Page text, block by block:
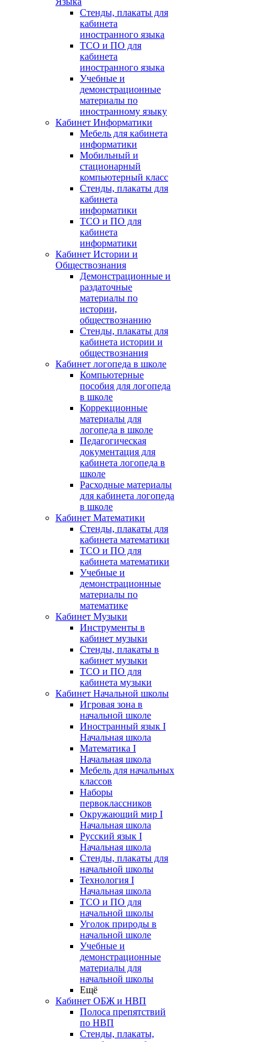
Стенды, плакаты для
кабинета
иностранного языка
ТСО и ПО для
кабинета
иностранного языка
Учебные и
демонстрационные
материалы по
иностранному языку
Кабинет Информатики
Мебель для кабинета
информатики
Мобильный и
стационарный
компьютерный класс
Стенды, плакаты для
кабинета
информатики
ТСО и ПО для
кабинета
информатики
Кабинет Истории и
Обществознания
Демонстрационные и
раздаточные
материалы по
истории,
обществознанию
Стенды, плакаты для
кабинета истории и
обществознания
Кабинет логопеда в школе
Компьютерные
пособия для логопеда
в школе
Коррекционные
материалы для
логопеда в школе
Педагогическая
документация для
кабинета логопеда в
школе
Расходные материалы
для кабинета логопеда
в школе
Кабинет Математики
Стенды, плакаты для
кабинета математики
ТСО и ПО для
кабинета математики
Учебные и
демонстрационные
материалы по
математике
Кабинет Музыки
Инструменты в
кабинет музыки
Стенды, плакаты в
кабинет музыки
ТСО и ПО для
кабинета музыки
Кабинет Начальной школы
Игровая зона в
начальной школе
Иностранный язык I
Начальная школа
Математика I
Начальная школа
Мебель для начальных
классов
Наборы
первоклассников
Окружающий мир I
Начальная школа
Русский язык I
Начальная школа
Стенды, плакаты для
начальной школы
Технология I
Начальная школа
ТСО и ПО для
начальной школы
Уголок природы в
начальной школе
Учебные и
демонстрационные
материалы для
начальной школы
Ещё
Кабинет ОБЖ и НВП
Полоса препятствий
по НВП
Стенды, плакаты,